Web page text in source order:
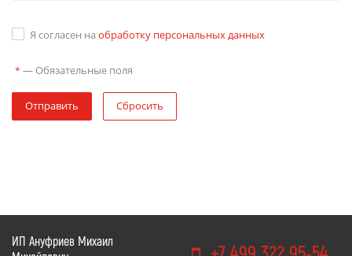
Я согласен на обработку персональных данных
* — Обязательные поля
Отправить Сбросить
ИП Ануфриев Михаил